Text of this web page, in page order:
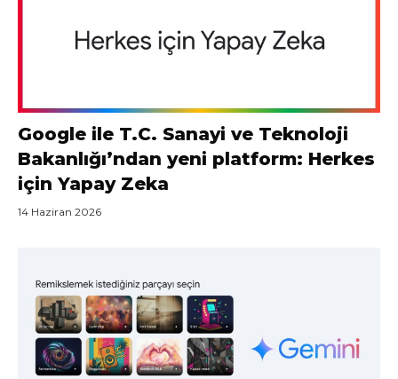
Google ile T.C. Sanayi ve Teknoloji
Bakanlığı’ndan yeni platform: Herkes
için Yapay Zeka
14 Haziran 2026